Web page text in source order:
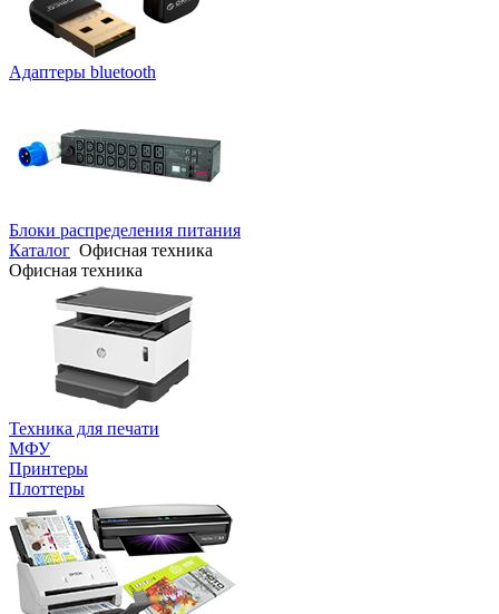
Адаптеры bluetooth
Блоки распределения питания
Каталог Офисная техника
Офисная техника
Техника для печати
МФУ
Принтеры
Плоттеры